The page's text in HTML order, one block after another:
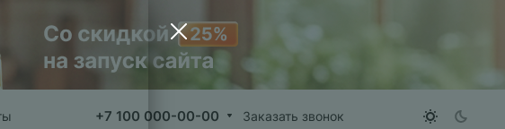
+7 100 000-00-00 Заказать звонок